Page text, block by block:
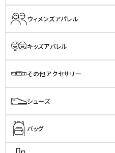
ウィメンズアパレル
キッズアパレル
その他アクセサリー
シューズ
バッグ